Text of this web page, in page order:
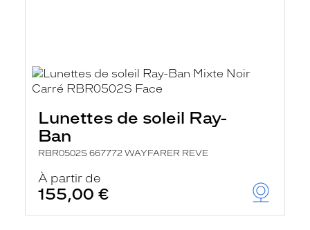
Lunettes de soleil Ray-
Ban
RBR0502S 667772 WAYFARER REVE
À partir de
155,00 €